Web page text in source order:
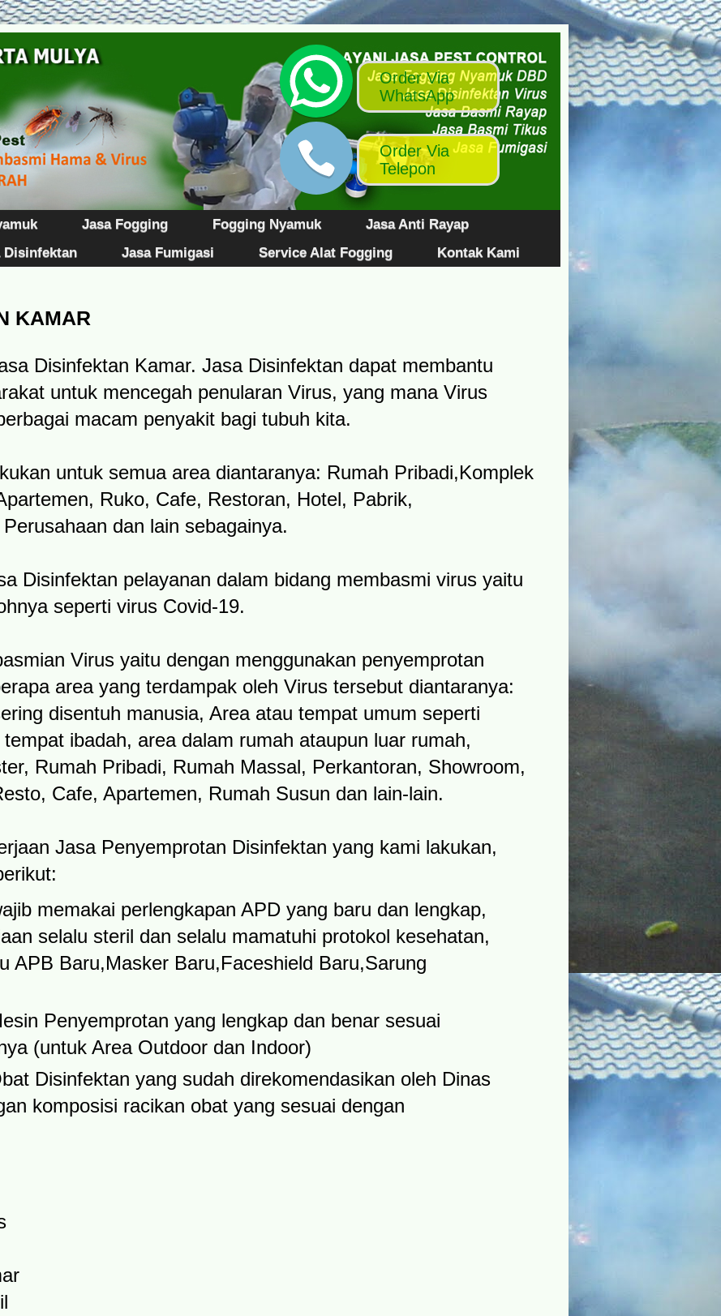
Jasa Fogging Fogging Nyamuk
Jasa Anti Rayap
Disinfektan Jasa Fumigasi Service Alat Fogging Kontak Kami
KAMAR
Disinfektan Kamar. Jasa Disinfektan dapat membantu
untuk mencegah penularan Virus, yang mana Virus
macam penyakit bagi tubuh kita.
untuk semua area diantaranya: Rumah Pribadi,Komplek
Ruko, Cafe, Restoran, Hotel, Pabrik,
dan lain sebagainya.
Disinfektan pelayanan dalam bidang membasmi virus yaitu
seperti virus Covid-19​.
Virus yaitu dengan menggunakan penyemprotan
area yang terdampak oleh Virus tersebut diantaranya:
disentuh manusia, Area atau tempat umum seperti
ibadah, area dalam rumah ataupun luar rumah,
Rumah Pribadi, Rumah Massal, Perkantoran, Showroom,
Cafe, Apartemen, Rumah Susun dan lain-lain.
Jasa Penyemprotan Disinfektan yang kami lakukan,
memakai perlengkapan APD yang baru dan lengkap,
selalu steril dan selalu mamatuhi protokol kesehatan,
APB Baru,Masker Baru,Faceshield Baru,Sarung
Penyemprotan yang lengkap dan benar sesuai
(untuk Area Outdoor dan Indoor)
Disinfektan yang sudah direkomendasikan oleh Dinas
komposisi racikan obat yang sesuai dengan